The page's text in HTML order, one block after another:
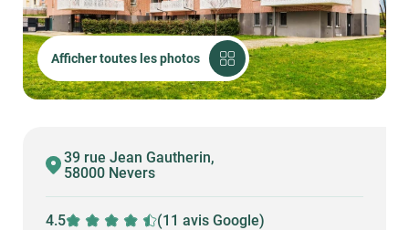
Afficher toutes les photos
39 rue Jean Gautherin,
58000 Nevers
4.5 (11 avis Google)